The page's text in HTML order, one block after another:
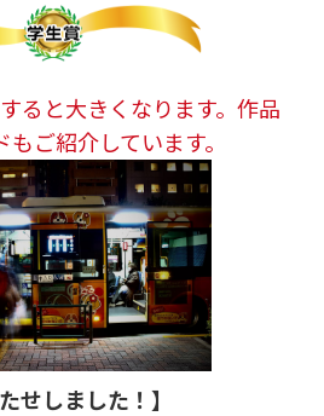
ると大きくなります。作品
ご紹介しています。
せしました！】